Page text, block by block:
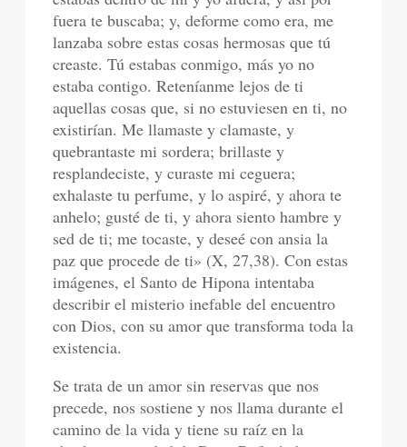
fuera te buscaba; y, deforme como era, me
lanzaba sobre estas cosas hermosas que tú
creaste. Tú estabas conmigo, más yo no
estaba contigo. Reteníanme lejos de ti
aquellas cosas que, si no estuviesen en ti, no
existirían. Me llamaste y clamaste, y
quebrantaste mi sordera; brillaste y
resplandeciste, y curaste mi ceguera;
exhalaste tu perfume, y lo aspiré, y ahora te
anhelo; gusté de ti, y ahora siento hambre y
sed de ti; me tocaste, y deseé con ansia la
paz que procede de ti» (X, 27,38). Con estas
imágenes, el Santo de Hipona intentaba
describir el misterio inefable del encuentro
con Dios, con su amor que transforma toda la
existencia.
Se trata de un amor sin reservas que nos
precede, nos sostiene y nos llama durante el
camino de la vida y tiene su raíz en la